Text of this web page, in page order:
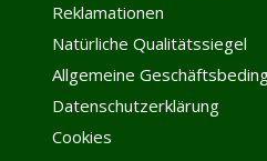
Reklamationen
Natürliche Qualitätssiegel
Allgemeine
Datenschutzerklärung
Cookies